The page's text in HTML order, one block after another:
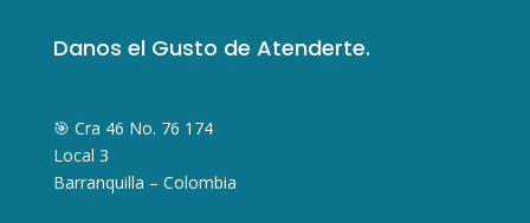
Danos el Gusto de Atenderte.
🎯 Cra 46 No. 76 174
Local 3
Barranquilla – Colombia